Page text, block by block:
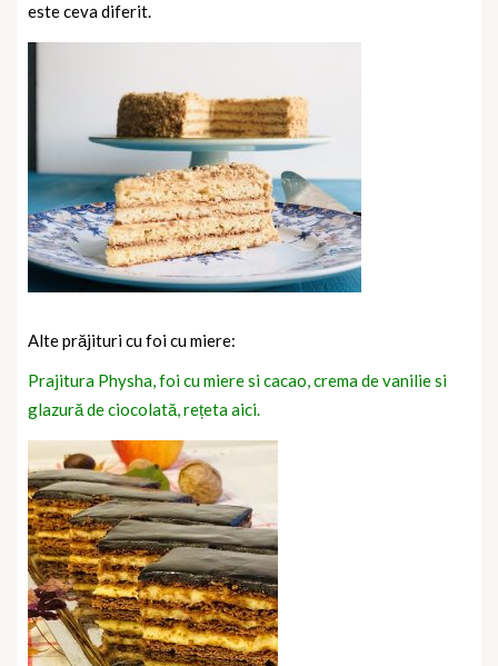
este ceva diferit.
Alte prăjituri cu foi cu miere:
Prajitura Physha, foi cu miere si cacao, crema de vanilie si
glazură de ciocolată, rețeta aici.